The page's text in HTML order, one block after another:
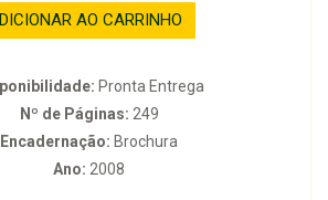
AO CARRINHO
Pronta Entrega
Nº de Páginas: 249
Encadernação: Brochura
Ano: 2008